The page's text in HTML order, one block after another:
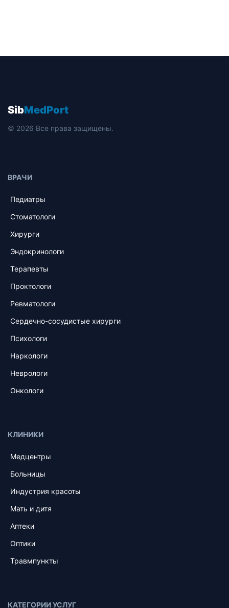
SibMedPort
© 2026 Все права защищены.
ВРАЧИ
Педиатры
Стоматологи
Хирурги
Эндокринологи
Терапевты
Проктологи
Ревматологи
Сердечно-сосудистые хирурги
Психологи
Наркологи
Неврологи
Онкологи
КЛИНИКИ
Медцентры
Больницы
Индустрия красоты
Мать и дитя
Аптеки
Оптики
Травмпункты
КАТЕГОРИИ УСЛУГ